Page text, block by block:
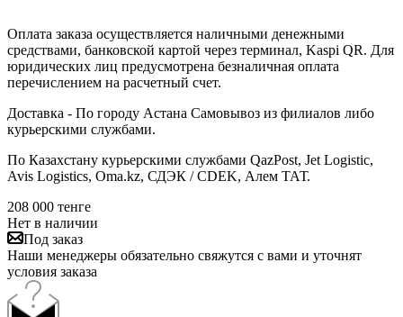
Оплата заказа осуществляется наличными денежными
средствами, банковской картой через терминал, Kaspi QR. Для
юридических лиц предусмотрена безналичная оплата
перечислением на расчетный счет.
Доставка - По городу Астана Самовывоз из филиалов либо
курьерскими службами.
По Казахстану курьерскими службами QazPost, Jet Logistic,
Avis Logistics, Oma.kz, СДЭК / CDEK, Алем ТАТ.
208 000 тенге
Нет в наличии
Под заказ
Наши менеджеры обязательно свяжутся с вами и уточнят
условия заказа